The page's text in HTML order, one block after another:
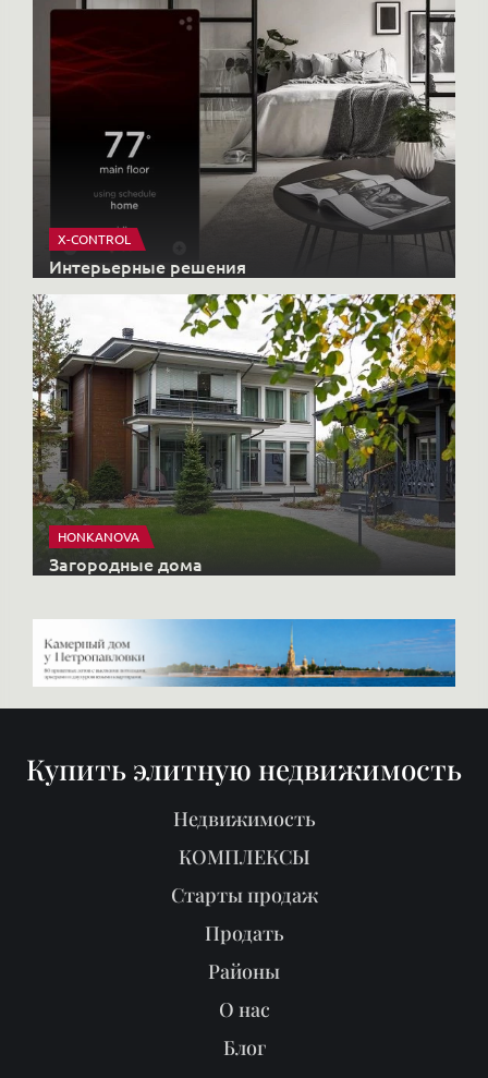
X-CONTROL
Интерьерные решения
HONKANOVA
Загородные дома
Купить элитную недвижимость
Недвижимость
КОМПЛЕКСЫ
Старты продаж
Продать
Районы
О нас
Блог